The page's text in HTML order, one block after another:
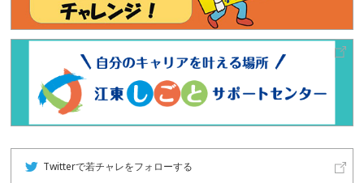
Twitterで若チャレをフォローする